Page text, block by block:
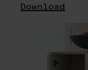
Download